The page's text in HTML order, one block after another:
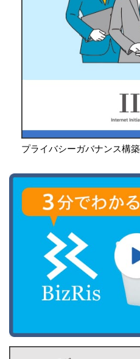
プライバシーガバナンス構